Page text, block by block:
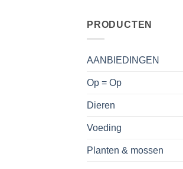
PRODUCTEN
AANBIEDINGEN
Op = Op
Dieren
Voeding
Planten & mossen